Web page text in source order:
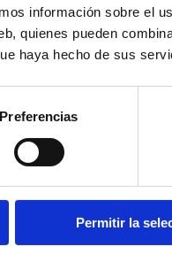
información sobre el
quienes pueden
haya hecho de sus
Preferencias
Permitir la